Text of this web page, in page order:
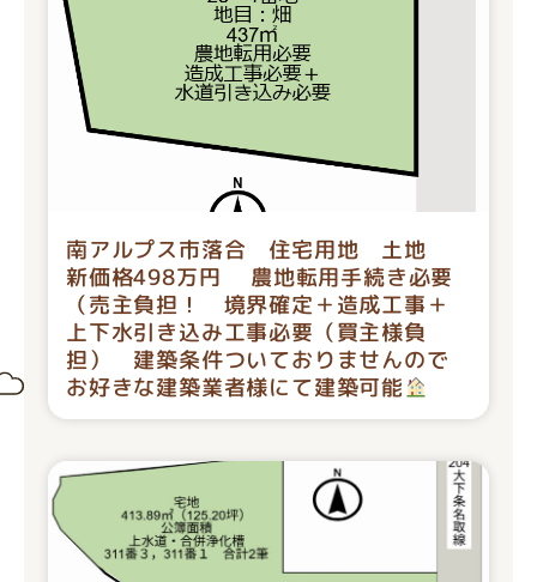
南アルプス市落合 住宅用地 土地
新価格498万円 農地転用手続き必要
（売主負担！ 境界確定＋造成工事＋
上下水引き込み工事必要（買主様負
担） 建築条件ついておりませんので
お好きな建築業者様にて建築可能